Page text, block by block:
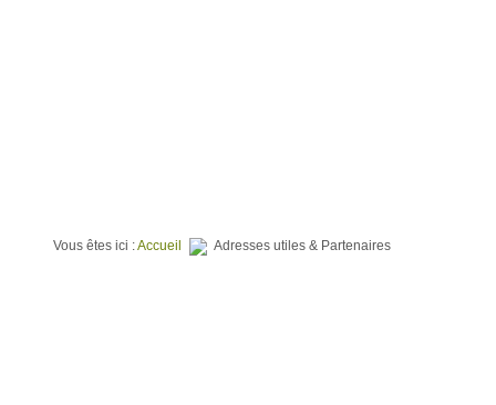
Vous êtes ici :Accueil Adresses utiles & Partenaires